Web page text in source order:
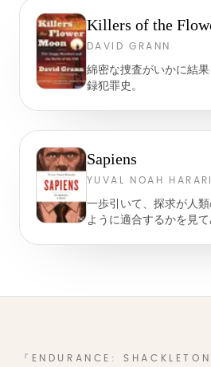
Killers of the
DAVID GRANN
綿密な捜査がいかに結
録犯罪史。
Sapiens
YUVAL NOAH HARARI
一歩引いて、探求が人
ように適合するかを見て
『ENDURANCE: